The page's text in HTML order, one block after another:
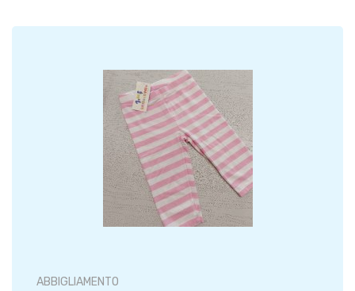
ABBIGLIAMENTO